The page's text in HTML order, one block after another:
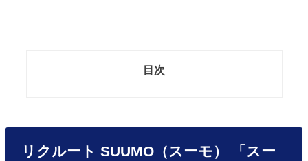
目次
リクルート SUUMO（スーモ） 「スー